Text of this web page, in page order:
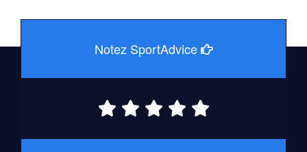
Notez SportAdvice